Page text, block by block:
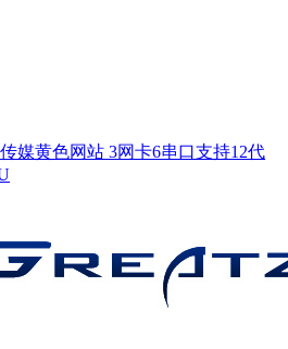
媒黄色网站 3网卡6串口支持12代